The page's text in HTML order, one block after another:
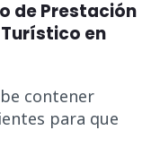
de Prestación
en
contener
para que